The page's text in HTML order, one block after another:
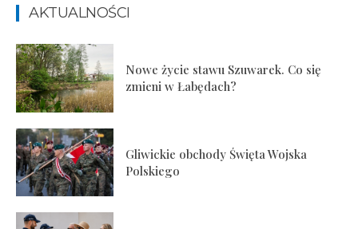
AKTUALNOŚCI
Nowe życie stawu Szuwarek. Co się
zmieni w Łabędach?
Gliwickie obchody Święta Wojska
Polskiego